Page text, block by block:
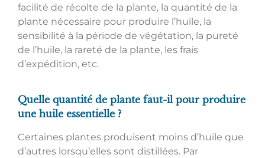
facilité de récolte de la plante, la quantité de la
plante nécessaire pour produire l’huile, la
sensibilité à la période de végétation, la pureté
de l’huile, la rareté de la plante, les frais
d’expédition, etc.
Quelle quantité de plante faut-il pour produire
une huile essentielle ?
Certaines plantes produisent moins d’huile que
d’autres lorsqu’elles sont distillées. Par